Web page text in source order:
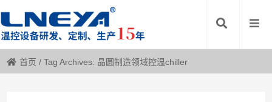
首页 /Tag Archives: 晶圆制造领域控温chiller